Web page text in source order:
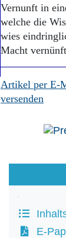
Vernunft in
welche die
wies
Macht
Artikel per E-
versenden
E-